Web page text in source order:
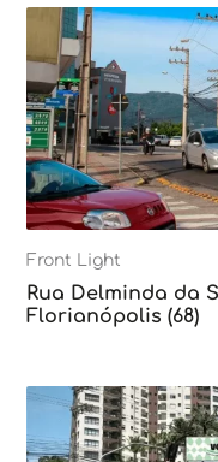
Front Light
Rua Delminda da
Florianópolis (68)